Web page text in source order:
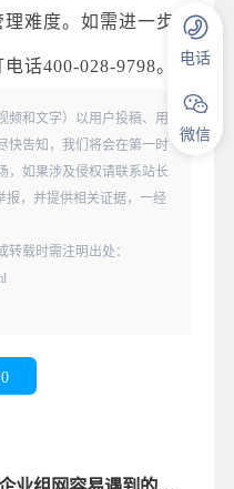
难度。如需进一步
话400-028-9798。
频和文字）以用户投稿、用
快告知，我们将会在第一时
，如果涉及侵权请联系站长
报，并提供相关证据，一经
载时需注明出处：
0
电话
微信